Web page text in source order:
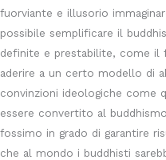
fuorviante e illusorio
possibile semplificare il
definite e prestabilite, come
aderire a un certo modello di
convinzioni ideologiche come
essere convertito al
fossimo in grado di garantire
che al mondo i buddhisti